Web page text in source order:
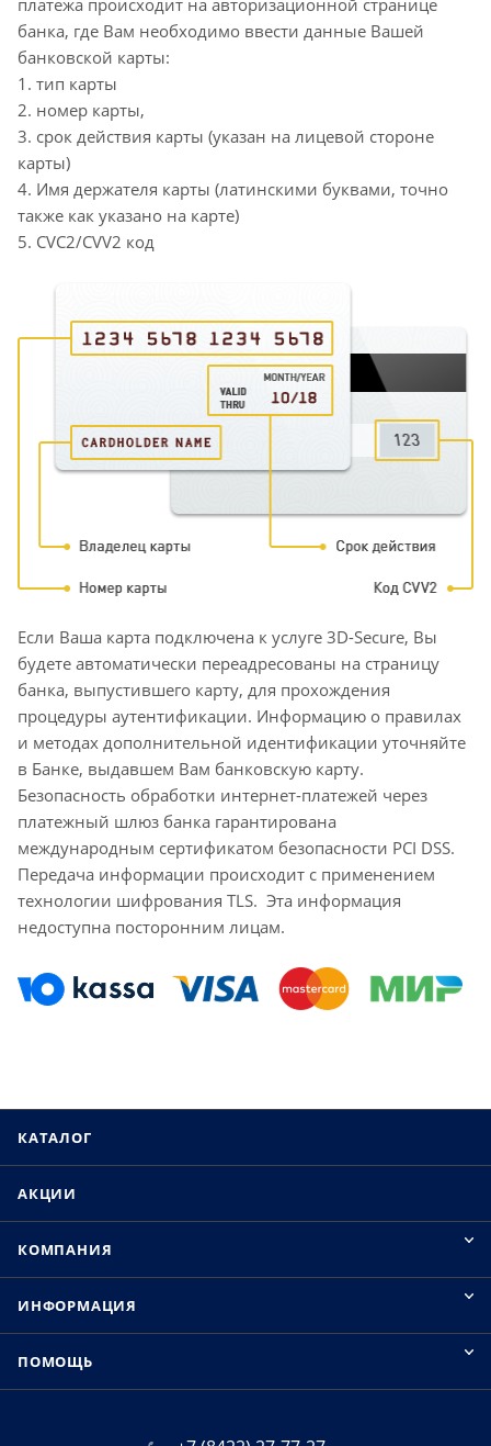
банка, где Вам необходимо ввести данные Вашей
банковской карты:
1. тип карты
2. номер карты,
3. срок действия карты (указан на лицевой стороне
карты)
4. Имя держателя карты (латинскими буквами, точно
также как указано на карте)
5. CVC2/CVV2 код
Если Ваша карта подключена к услуге 3D-Secure, Вы
будете автоматически переадресованы на страницу
банка, выпустившего карту, для прохождения
процедуры аутентификации. Информацию о правилах
и методах дополнительной идентификации уточняйте
в Банке, выдавшем Вам банковскую карту.
Безопасность обработки интернет-платежей через
платежный шлюз банка гарантирована
международным сертификатом безопасности PCI DSS.
Передача информации происходит с применением
технологии шифрования TLS. Эта информация
недоступна посторонним лицам.
КАТАЛОГ
АКЦИИ
КОМПАНИЯ
ИНФОРМАЦИЯ
ПОМОЩЬ